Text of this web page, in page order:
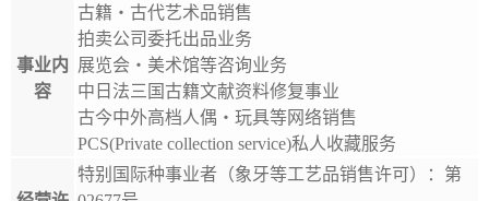
事业内
容
古籍・古代艺术品销售
拍卖公司委托出品业务
展览会・美术馆等咨询业务
中日法三国古籍文献资料修复事业
古今中外高档人偶・玩具等网络销售
PCS(Private collection service)私人收藏服务
特别国际种事业者（象牙等工艺品销售许可）：第